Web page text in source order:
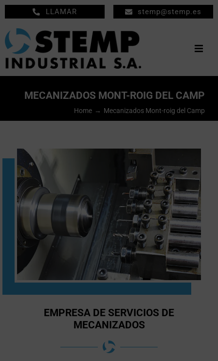
Saltar
al
contenido
LLAMAR stemp@stemp.es
EMPRESA
PRODUCTOS
NOTICIAS
CONTACTO
MECANIZADOS MONT-ROIG DEL CAMP
Home Mecanizados Mont-roig del Camp
EMPRESA DE SERVICIOS DE
MECANIZADOS